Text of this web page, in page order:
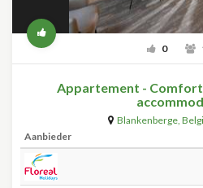
0
Appartement - Comfort
Blankenberge,
Aanbieder